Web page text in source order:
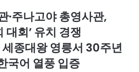
·주나고야 총영사관,
대회’ 유치 경쟁
종대왕 영릉서 30주년
국어 열풍 입증